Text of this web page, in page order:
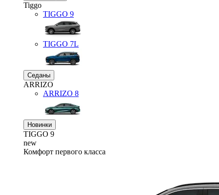
Tiggo
TIGGO 9
TIGGO 7L
Седаны
ARRIZO
ARRIZO 8
Новинки
TIGGO 9
new
Комфорт первого класса